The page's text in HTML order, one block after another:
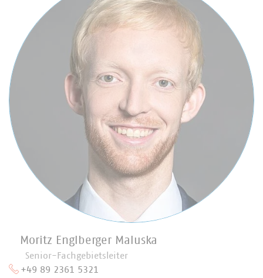
Moritz Englberger Maluska
Senior-Fachgebietsleiter
+49 89 2361 5321